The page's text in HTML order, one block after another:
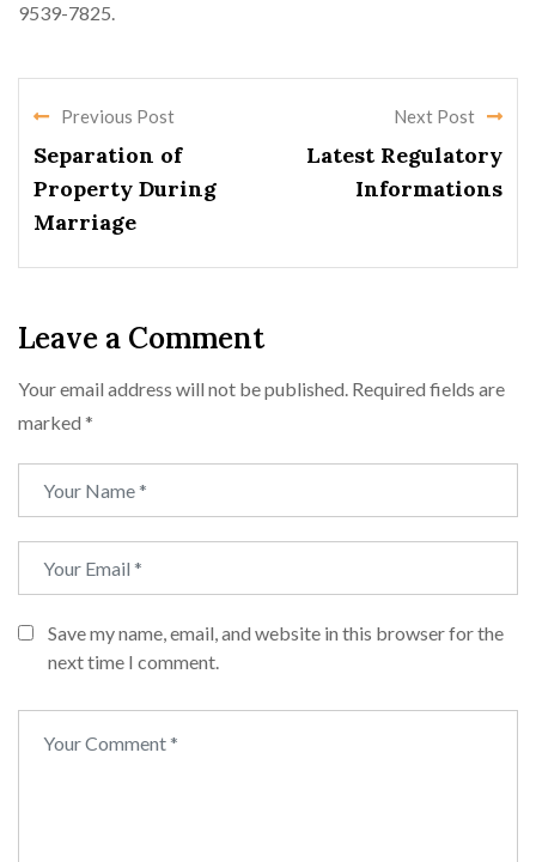
9539-7825.
Previous Post
Separation of
Property During
Marriage
Next Post
Latest Regulatory
Informations
Leave a Comment
Your email address will not be published. Required fields are
marked *
Save my name, email, and website in this browser for the
next time I comment.